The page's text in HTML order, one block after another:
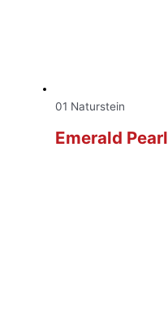
01 Naturstein
Emerald Pearl